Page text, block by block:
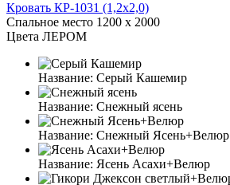
Кровать КР-1031 (1,2x2,0)
Спальное место 1200 x 2000
Цвета ЛЕРОМ
Название: Серый Кашемир
Название: Снежный ясень
Название: Снежный Ясень+Велюр
Название: Ясень Асахи+Велюр